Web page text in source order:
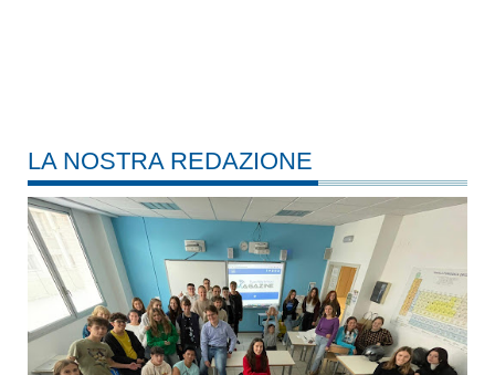
LA NOSTRA REDAZIONE